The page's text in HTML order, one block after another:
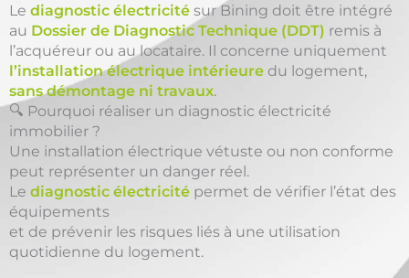
Le diagnostic électricité sur Bining doit être intégré
au Dossier de Diagnostic Technique (DDT) remis à
l’acquéreur ou au locataire. Il concerne uniquement
l’installation électrique intérieure du logement,
sans démontage ni travaux.
🔍 Pourquoi réaliser un diagnostic électricité
immobilier ?
Une installation électrique vétuste ou non conforme
peut représenter un danger réel.
Le diagnostic électricité permet de vérifier l’état des
équipements
et de prévenir les risques liés à une utilisation
quotidienne du logement.